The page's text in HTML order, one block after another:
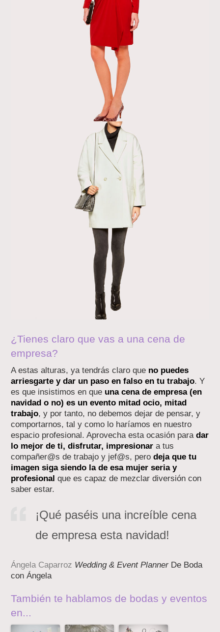
¿Tienes claro que vas a una cena de
empresa?
A estas alturas, ya tendrás claro que no puedes
arriesgarte y dar un paso en falso en tu trabajo. Y
es que insistimos en que una cena de empresa (en
navidad o no) es un evento mitad ocio, mitad
trabajo, y por tanto, no debemos dejar de pensar, y
comportarnos, tal y como lo haríamos en nuestro
espacio profesional. Aprovecha esta ocasión paradar
lo mejor de ti, disfrutar, impresionar a tus
compañer@s de trabajo y jef@s, perodeja que tu
imagen siga siendo la de esa mujer seria y
profesional que es capaz de mezclar diversión con
saber estar.
¡Qué paséis una increíble cena
de empresa esta navidad!
Ángela Caparroz Wedding & Event Planner De Boda
con Ángela
También te hablamos de bodas y eventos
en...